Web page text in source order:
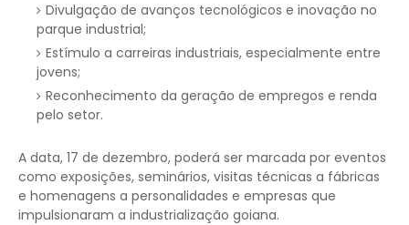
Divulgação de avanços tecnológicos e inovação no
parque industrial;
Estímulo a carreiras industriais, especialmente entre
jovens;
Reconhecimento da geração de empregos e renda
pelo setor.
A data, 17 de dezembro, poderá ser marcada por eventos
como exposições, seminários, visitas técnicas a fábricas
e homenagens a personalidades e empresas que
impulsionaram a industrialização goiana.